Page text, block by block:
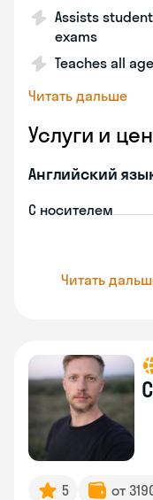
Assists
exams
Teaches all
Читать дальше
Услуги и
Английский
С носителем
Читать
5 от